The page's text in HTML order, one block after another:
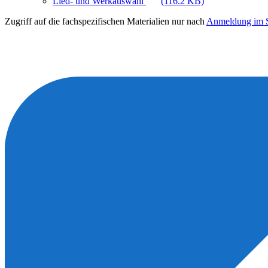
Zugriff auf die fachspezifischen Materialien nur nach Anmeldung im